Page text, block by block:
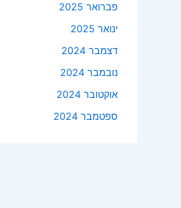
פברואר 2025
ינואר 2025
דצמבר 2024
נובמבר 2024
אוקטובר 2024
ספטמבר 2024